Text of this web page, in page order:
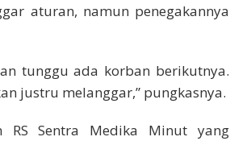
aturan, namun penegakannya
tunggu ada korban berikutnya.
justru melanggar,” pungkasnya.
Sentra Medika Minut yang